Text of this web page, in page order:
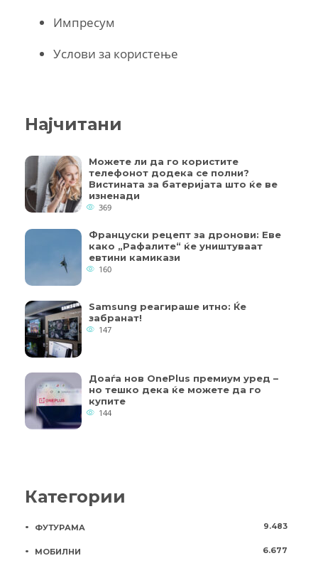
Импресум
Услови за користење
Најчитани
Можете ли да го користите
телефонот додека се полни?
Вистината за батеријата што ќе ве
изненади
369
Француски рецепт за дронови: Еве
како „Рафалите“ ќе уништуваат
евтини камикази
160
Samsung реагираше итно: Ќе
забранат!
147
Доаѓа нов OnePlus премиум уред –
но тешко дека ќе можете да го
купите
144
Категории
ФУТУРАМА 9.483
МОБИЛНИ 6.677